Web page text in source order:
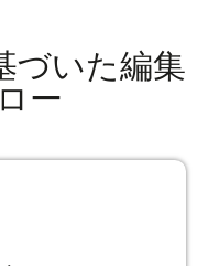
づいた編集
ー